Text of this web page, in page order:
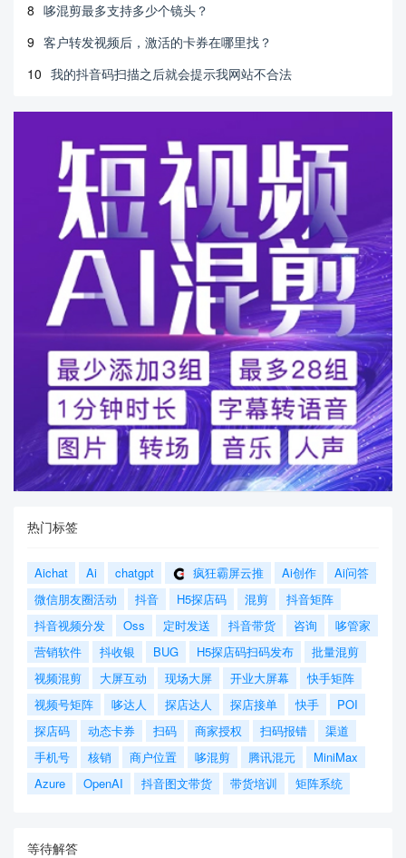
8 哆混剪最多支持多少个镜头？
9 客户转发视频后，激活的卡券在哪里找？
10 我的抖音码扫描之后就会提示我网站不合法
热门标签
Aichat Ai chatgpt 疯狂霸屏云推 Ai创作
Ai问答
微信朋友圈活动
抖音 H5探店码 混剪
抖音矩阵
抖音视频分发
Oss 定时发送 抖音带货 咨询
哆管家
营销软件
抖收银 BUG H5探店码扫码发布
批量混剪
视频混剪
大屏互动 现场大屏 开业大屏幕
快手矩阵
视频号矩阵
哆达人 探店达人 探店接单 快手
POI
探店码
动态卡券 扫码 商家授权 扫码报错
渠道
手机号
核销 商户位置 哆混剪 腾讯混元
MiniMax
Azure
OpenAI 抖音图文带货 带货培训 矩阵系统
等待解答